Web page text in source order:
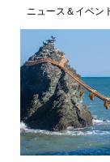
ニュース＆イベント